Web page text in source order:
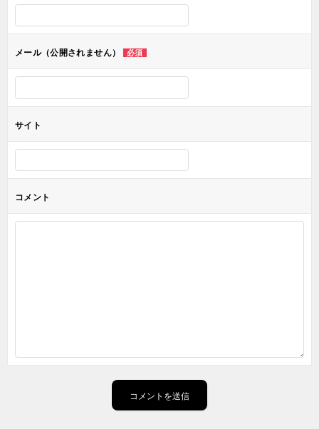
ン
メール（公開されません） 必須
サイト
コメント